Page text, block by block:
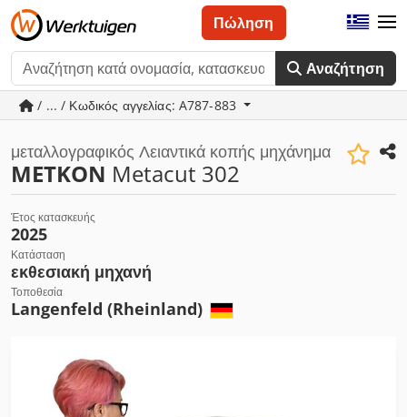
Αναζήτηση
Πώληση
/ ... / Κωδικός αγγελίας: A787-883
μεταλλογραφικός Λειαντικά κοπής μηχάνημα
METKON Metacut 302
Έτος κατασκευής
2025
Κατάσταση
εκθεσιακή μηχανή
Τοποθεσία
Langenfeld (Rheinland)